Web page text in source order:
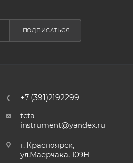
ПОДПИСАТЬСЯ
+7 (391)2192299
teta-
instrument@yandex.ru
г. Красноярск,
ул.Маерчака, 109Н